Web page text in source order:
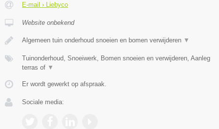
E-mail › Liebyco
Website onbekend
Algemeen tuin onderhoud snoeien en bomen verwijderen ▼
Tuinonderhoud, Snoeiwerk, Bomen snoeien en verwijderen, Aanleg
terras of ▼
Er wordt gewerkt op afspraak.
Sociale media: